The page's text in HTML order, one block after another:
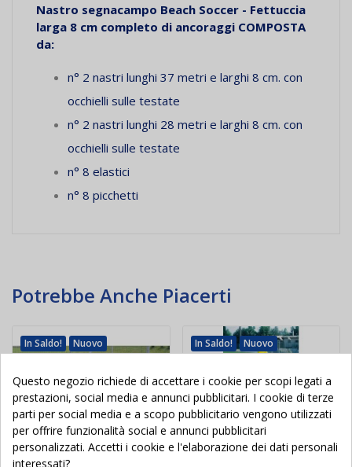
Nastro segnacampo Beach Soccer - Fettuccia
larga 8 cm completo di ancoraggi COMPOSTA
da:
n° 2 nastri lunghi 37 metri e larghi 8 cm. con
occhielli sulle testate
n° 2 nastri lunghi 28 metri e larghi 8 cm. con
occhielli sulle testate
n° 8 elastici
n° 8 picchetti
Potrebbe Anche Piacerti
In Saldo! Nuovo In Saldo! Nuovo
Questo negozio richiede di accettare i cookie per scopi legati a
prestazioni, social media e annunci pubblicitari. I cookie di terze
parti per social media e a scopo pubblicitario vengono utilizzati
per offrire funzionalità social e annunci pubblicitari
personalizzati. Accetti i cookie e l'elaborazione dei dati personali
interessati?